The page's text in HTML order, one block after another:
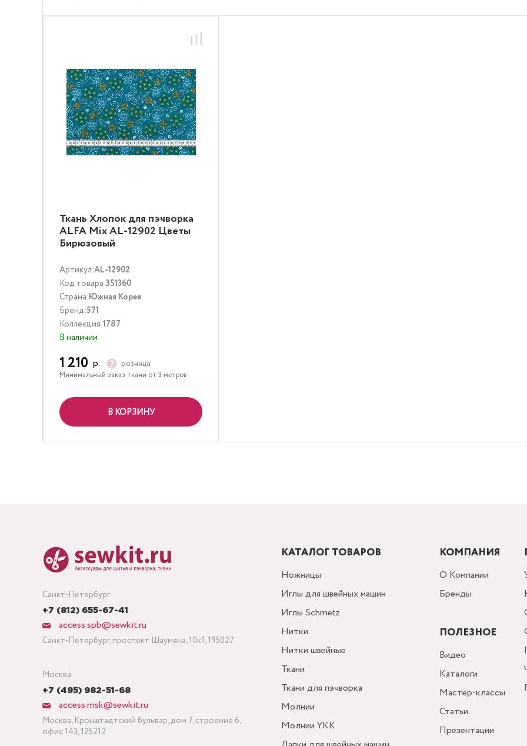
Ткань Хлопок для пэчворка
ALFA Mix AL-12902 Цветы
Бирюзовый
Артикул:AL-12902
Код товара:351360
Страна:Южная Корея
Бренд:571
Коллекция:1787
В наличии
1 210 р. розница
Минимальный заказ ткани от 3 метров
В КОРЗИНУ
Санкт-Петербург
+7 (812) 655-67-41
access.spb@sewkit.ru
Санкт-Петербург, проспект Шаумяна, 10к1, 195027
Москва
+7 (495) 982-51-68
access.msk@sewkit.ru
Москва, Кронштадтский бульвар, дом 7, строение 6,
офис 143, 125212
КАТАЛОГ ТОВАРОВ
Ножницы
Иглы для швейных машин
Иглы Schmetz
Нитки
Нитки швейные
Ткани
Ткани для пэчворка
Молнии
Молнии YKK
КОМПАНИЯ
О Компании
Бренды
ПОЛЕЗНОЕ
Видео
Каталоги
Мастер-классы
Статьи
Презентации